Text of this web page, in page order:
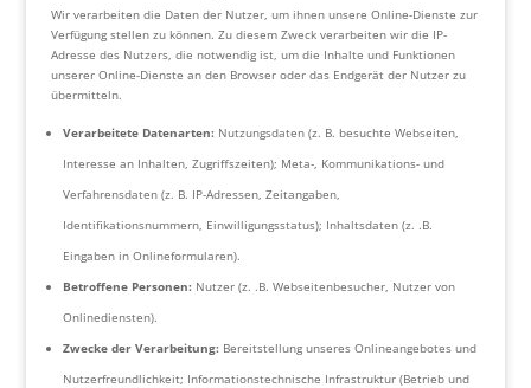
Wir verarbeiten die Daten der Nutzer, um ihnen unsere Online-Dienste zur
Verfügung stellen zu können. Zu diesem Zweck verarbeiten wir die IP-
Adresse des Nutzers, die notwendig ist, um die Inhalte und Funktionen
unserer Online-Dienste an den Browser oder das Endgerät der Nutzer zu
übermitteln.
Verarbeitete Datenarten:Nutzungsdaten (z. B. besuchte Webseiten,
Interesse an Inhalten, Zugriffszeiten); Meta-, Kommunikations- und
Verfahrensdaten (z. B. IP-Adressen, Zeitangaben,
Identifikationsnummern, Einwilligungsstatus); Inhaltsdaten (z. .B.
Eingaben in Onlineformularen).
Betroffene Personen:Nutzer (z. .B. Webseitenbesucher, Nutzer von
Onlinediensten).
Zwecke der Verarbeitung:Bereitstellung unseres Onlineangebotes und
Nutzerfreundlichkeit; Informationstechnische Infrastruktur (Betrieb und